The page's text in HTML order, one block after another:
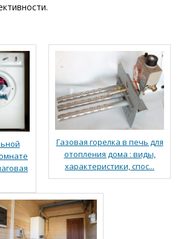
Газовая горелка в печь для
отопления дома : виды,
характеристики, спос...